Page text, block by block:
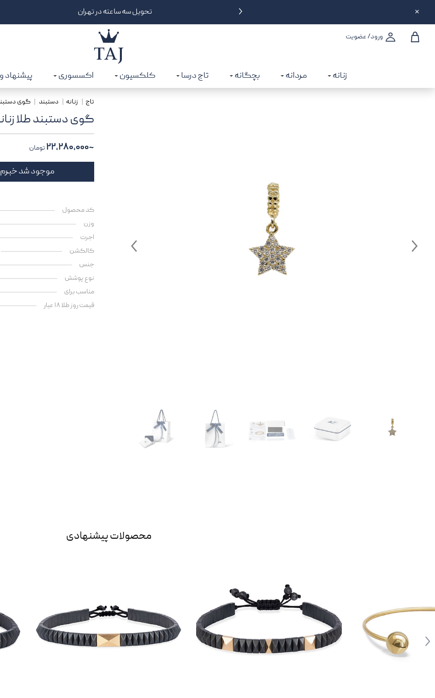
تحویل سه ساعته در تهران 6% تخفیف تا سقف 25 میلیون برای خرید از درگاه دیجی‌پی | کد: CATJGD
ورود/ عضویت
زنانه مردانه بچگانه تاج درسا کلکسیون اکسسوری پیشنهاد
تاج زنانه دستبند گوی دستبند
گوی دستبند طلا
~۲۲,۲۸۰,۰۰۰ تومان
موجود شد
کد محصول
وزن
اجرت
کالکشن
جنس
نوع پوشش
مناسب برای
قیمت روز طلا ۱۸ عیار
محصولات پیشنهادی